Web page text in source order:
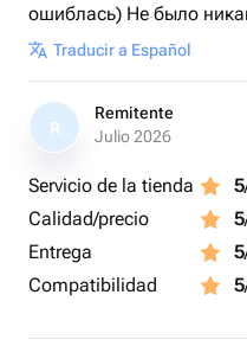
ошиблась) Не было
Traducir a Español
R
Remitente
Julio 2026
Servicio de la tienda 5
Calidad/precio
5
Entrega
5
Compatibilidad
5